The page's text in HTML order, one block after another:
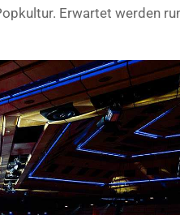
Erwartet werden